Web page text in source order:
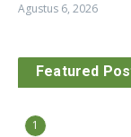
Agustus 6, 2026
Featured
1